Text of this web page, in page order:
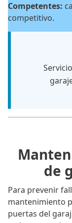
Competentes:
competitivo.
de
Para prevenir
mantenimiento
puertas del